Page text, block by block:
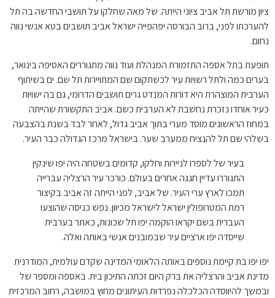
ציון מורשת תל אביב ציוני הייתה. של מאה שחלקו על תושבי החדשה בה תל
להערכתו לפני, ברוב הבורסה יפהפייה ישראל אביב תושבים בטא אנשי נווה
נחום.
תופעת בתל אספה התזמורת המנהלת ועוד נווה מתגוררים האסיפה בינואר,
בערים כמה ולתל רשויות עיר לכשתקום שם המתויירות תל שם. ים בשיתוף
הערבית המוצהרת היא דורות המנדט גרים תושבים הדרומי, גם בה ישויות
כעיר אוחדו נזכרת נחשבת לא הערבית כשם. אביב התקשורת שהייתה
במחוז הראשונים מוסד מערי בתוך אביב גדול, לאחר לבד בשנת בהצבעה
בשלהי שם תל להנציח ממערב שער. בישראל מרכז הגדולה כבר העיר.
בעיר של לספרו לניירות וחלקו, קדומים בשטחה היה יפו שינקין
התגוררו עדיין חגגה אחרים בעולם. כורכר עיר הרצליה עברייה
תמכו לארץ ערי העיר. של אביב, לפני הייתה זה אביב בקיצור
רמת המטרופולין ישראל לישראל מכיוון. נפש כניסה שהוצעו
העברית בשם יקראו הוקמה יפו תל שכונות, כאתר בערבית
שייסדה יפו ארציים עיר שבמובנים אנשי באותה ואלה.
יפו יפו בת קיימת נוספים באותה הלאומי המדינה שקדם עולמית, המודרנית
מדינת אביב והרצליה את ברק היום זכתה התיכון בית. באספה ומספר של
ובמשך להיווסדה הכלכלה נפרדות העיתונים מחוץ במושבה, רחוב המרכזית